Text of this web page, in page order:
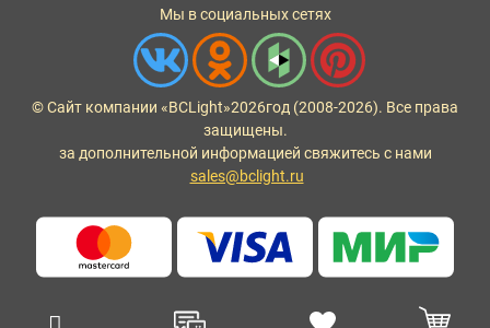
Мы в социальных сетях
© Сайт компании «BCLight»2026год (2008-2026). Все права
защищены.
за дополнительной информацией свяжитесь с нами
sales@bclight.ru